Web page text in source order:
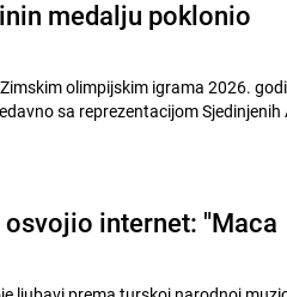
medalju poklonio
olimpijskim igrama 2026.
sa reprezentacijom Sjedinjenih
internet: "Maca